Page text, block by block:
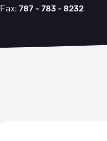
Fax: 787 - 783 - 8232